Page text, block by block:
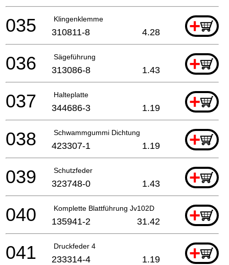
Klingenklemme +
035 310811-8 4.28
Sägeführung +
036 313086-8 1.43
Halteplatte +
037 344686-3 1.19
Schwammgummi Dichtung +
038 423307-1 1.19
Schutzfeder +
039 323748-0 1.43
Komplette Blattführung Jv102D +
040 135941-2 31.42
Druckfeder 4 +
041 233314-4 1.19